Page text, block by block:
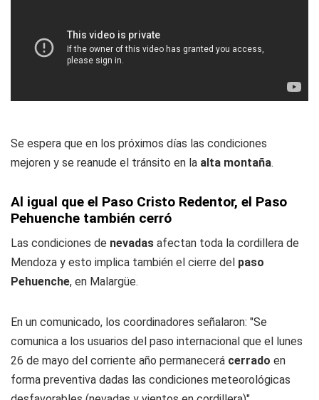
Se espera que en los próximos días las condiciones
mejoren y se reanude el tránsito en la alta montaña.
Al igual que el Paso Cristo Redentor, el Paso
Pehuenche también cerró
Las condiciones de nevadas afectan toda la cordillera de
Mendoza y esto implica también el cierre del paso
Pehuenche, en Malargüe.
En un comunicado, los coordinadores señalaron: "Se
comunica a los usuarios del paso internacional que el lunes
26 de mayo del corriente año permanecerá cerrado en
forma preventiva dadas las condiciones meteorológicas